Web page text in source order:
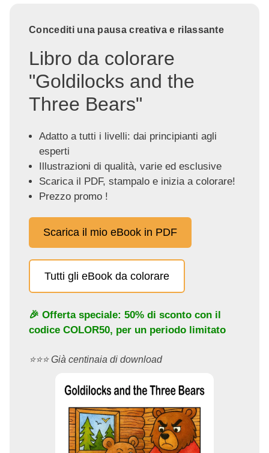
Concediti una pausa creativa e rilassante
Libro da colorare
"Goldilocks and the
Three Bears"
Adatto a tutti i livelli: dai principianti agli
esperti
Illustrazioni di qualità, varie ed esclusive
Scarica il PDF, stampalo e inizia a colorare!
Prezzo promo !
Scarica il mio eBook in PDF
Tutti gli eBook da colorare
🎉 Offerta speciale: 50% di sconto con il
codice COLOR50, per un periodo limitato
⭐️⭐️⭐️ Già centinaia di download